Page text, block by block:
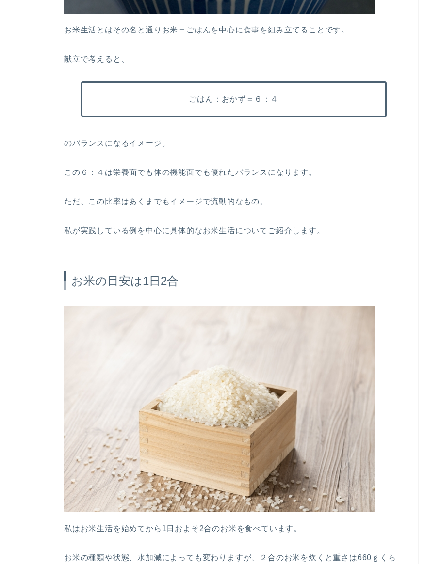
お米生活とはその名と通りお米＝ごはんを中心に食事を組み立てることです。
献立で考えると、
ごはん：おかず＝６：４
のバランスになるイメージ。
この６：４は栄養面でも体の機能面でも優れたバランスになります。
ただ、この比率はあくまでもイメージで流動的なもの。
私が実践している例を中心に具体的なお米生活についてご紹介します。
お米の目安は1日2合
私はお米生活を始めてから1日およそ2合のお米を食べています。
お米の種類や状態、水加減によっても変わりますが、２合のお米を炊くと重さは660ｇくら